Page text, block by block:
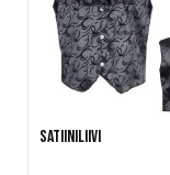
Satiiniliivi